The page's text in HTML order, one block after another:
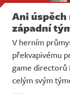
Ani
západní
V herním
překvapivému
game directorů
celým svým